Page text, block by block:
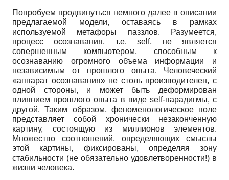
Попробуем продвинуться немного далее в описании
предлагаемой модели, оставаясь в рамках
используемой метафоры паззлов. Разумеется,
процесс осознавания, т.е. self, не является
совершенным компьютером, способным к
осознаванию огромного объема информации и
независимым от прошлого опыта. Человеческий
«аппарат осознавания» не столь производителен, с
одной стороны, и может быть деформирован
влиянием прошлого опыта в виде self-парадигмы, с
другой. Таким образом, феноменологическое поле
представляет собой хронически незаконченную
картину, состоящую из миллионов элементов.
Множество соотношений, определяющих смыслы
этой картины, фиксированы, определяя зону
стабильности (не обязательно удовлетворенности!) в
жизни человека.